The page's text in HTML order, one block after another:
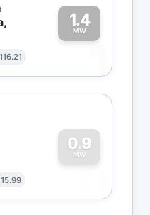
1.4
MW
1
0.9
MW
0